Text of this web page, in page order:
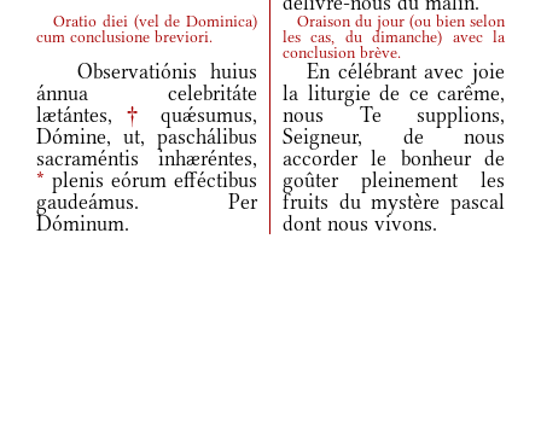
Oratio diei (vel de Dominica)
cum conclusione breviori.
Oraison du jour (ou bien selon
les cas, du dimanche) avec la
conclusion brève.
Observatiónis huius
ánnua celebritáte
lætántes, †
quǽsumus,
Dómine, ut, paschálibus
sacraméntis inhæréntes,
* plenis eórum efféctibus
gaudeámus. Per
Dóminum.
En célébrant avec joie
la liturgie de ce carême,
nous Te supplions,
Seigneur, de nous
accorder le bonheur de
goûter pleinement les
fruits du mystère pascal
dont nous vivons.